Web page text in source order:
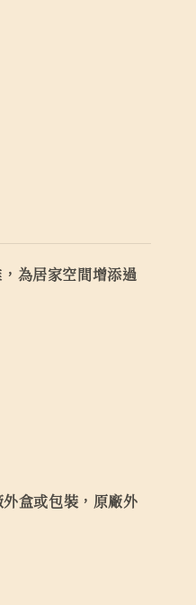
為居家空間增添過
盒或包裝，原廠外